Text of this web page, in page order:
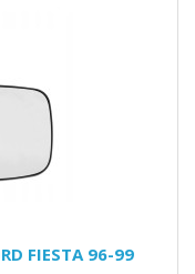
FIESTA 96-99